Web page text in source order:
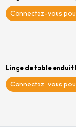
Connectez-vous
Linge de table enduit
Connectez-vous